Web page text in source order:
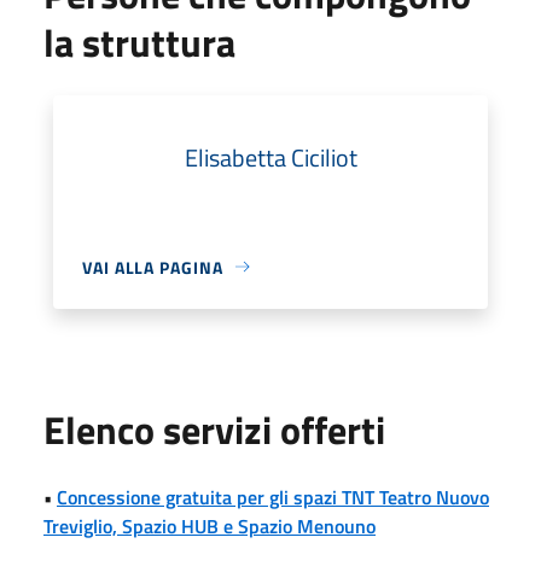
la struttura
Elisabetta Ciciliot
VAI ALLA PAGINA
Elenco servizi offerti
• Concessione gratuita per gli spazi TNT Teatro Nuovo
Treviglio, Spazio HUB e Spazio Menouno